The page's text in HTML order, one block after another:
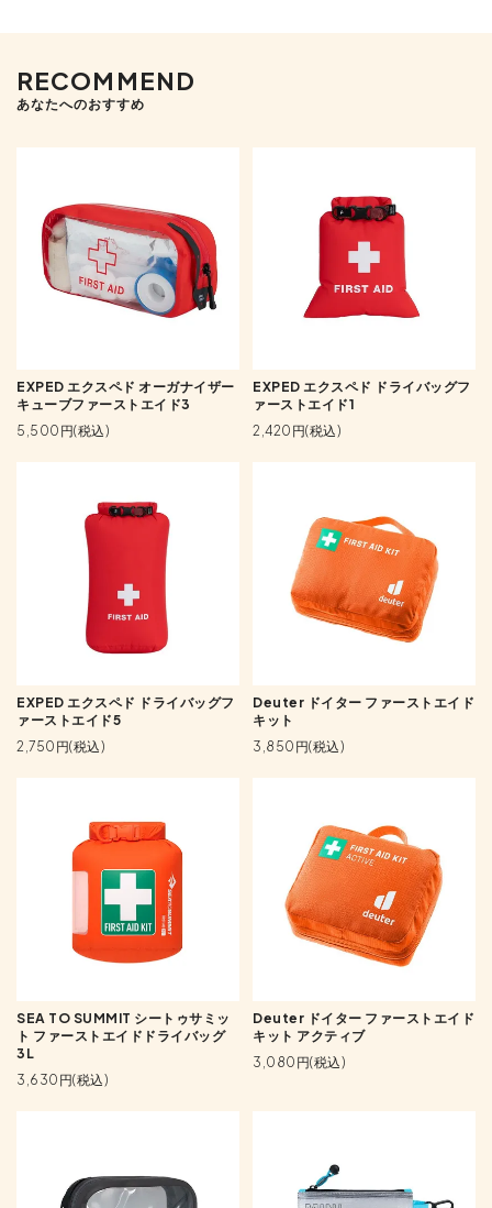
RECOMMEND
あなたへのおすすめ
EXPED エクスペド オーガナイザー
キューブファーストエイド3
5,500円(税込)
EXPED エクスペド ドライバッグフ
ァーストエイド1
2,420円(税込)
EXPED エクスペド ドライバッグフ
ァーストエイド5
2,750円(税込)
Deuter ドイター ファーストエイド
キット
3,850円(税込)
SEA TO SUMMIT シートゥサミッ
ト ファーストエイドドライバッグ
3L
3,630円(税込)
Deuter ドイター ファーストエイド
キット アクティブ
3,080円(税込)